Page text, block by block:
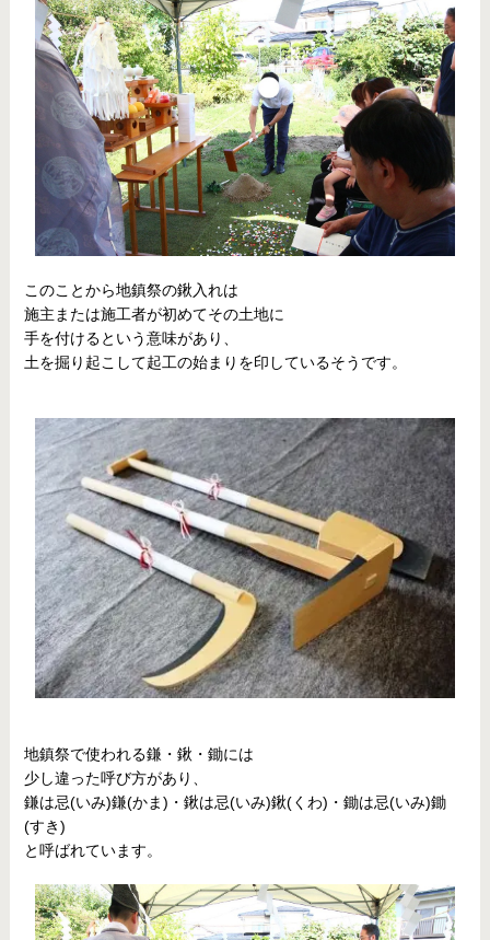
このことから地鎮祭の鍬入れは
施主または施工者が初めてその土地に
手を付けるという意味があり、
土を掘り起こして起工の始まりを印しているそうです。
地鎮祭で使われる鎌・鍬・鋤には
少し違った呼び方があり、
鎌は忌(いみ)鎌(かま)・鍬は忌(いみ)鍬(くわ)・鋤は忌(いみ)鋤
(すき)
と呼ばれています。